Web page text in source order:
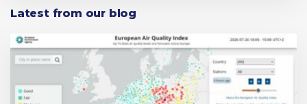
Latest from our blog